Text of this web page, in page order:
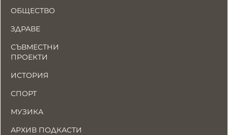
ОБЩЕСТВО
ЗДРАВЕ
СЪВМЕСТНИ
ПРОЕКТИ
ИСТОРИЯ
СПОРТ
МУЗИКА
АРХИВ ПОДКАСТИ